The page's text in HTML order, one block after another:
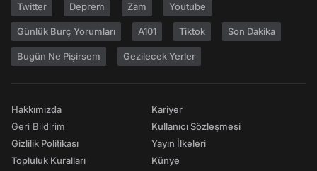
Twitter Deprem Zam Youtube
Günlük Burç Yorumları A101 Tiktok Son Dakika
Bugün Ne Pişirsem Gezilecek Yerler
Hakkımızda
Geri Bildirim
Gizlilik Politikası
Topluluk Kuralları
Kariyer
Kullanıcı Sözleşmesi
Yayın İlkeleri
Künye